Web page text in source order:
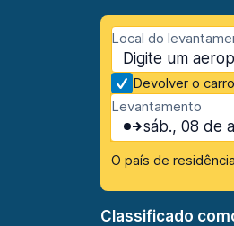
Local do
Devolver o
Levantamento
sáb., 08 de
O país de
Classificado